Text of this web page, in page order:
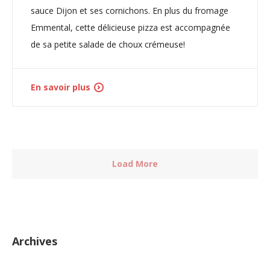
sauce Dijon et ses cornichons. En plus du fromage
Emmental, cette délicieuse pizza est accompagnée
de sa petite salade de choux crémeuse!
En savoir plus
Load More
Archives